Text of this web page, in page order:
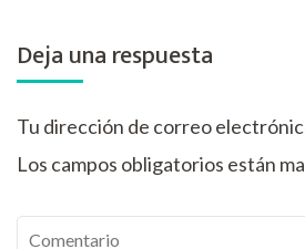
Deja una respuesta
Tu dirección de correo
Los campos obligatorios están
Comentario